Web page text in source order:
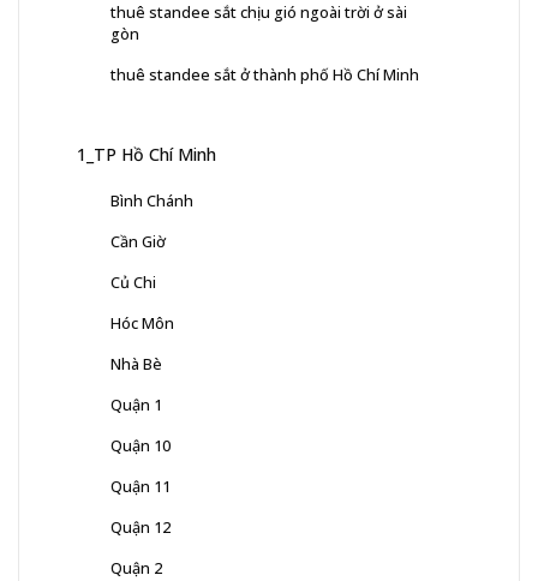
thuê standee sắt chịu gió ngoài trời ở sài
gòn
thuê standee sắt ở thành phố Hồ Chí Minh
1_TP Hồ Chí Minh
Bình Chánh
Cần Giờ
Củ Chi
Hóc Môn
Nhà Bè
Quận 1
Quận 10
Quận 11
Quận 12
Quận 2